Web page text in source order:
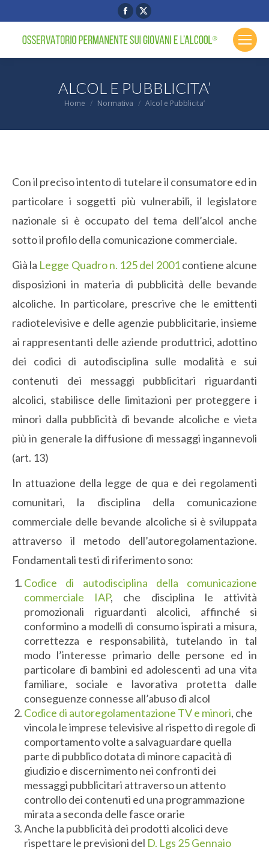
Facebook
page
opens
in
window
X
page
opens
in
window
ALCOL E PUBBLICITA’
You are here:
Home Normativa Alcol e Pubblicita’
Con il preciso intento di tutelare il consumatore ed in
particolare i soggetti più vulnerabili, il legislatore
nazionale si è occupato del tema dell’alcol anche
sotto il profilo della comunicazione commerciale.
Già la Legge Quadro n. 125 del 2001contiene alcune
disposizioni in materia di pubblicità delle bevande
alcoliche. In particolare, prescrive che le emittenti
radiotelevisive e delle agenzie pubblicitarie, insieme
ai rappresentanti delle aziende produttrici, adottino
dei codici di autodisciplina sulle modalità e sui
contenuti dei messaggi pubblicitari riguardanti
alcolici, stabilisce delle limitazioni per proteggere i
minori dalla pubblicità di bevande alcoliche e vieta
più in generale la diffusione di messaggi ingannevoli
(art. 13)
In attuazione della legge de qua e dei regolamenti
comunitari, la disciplina della comunicazione
commerciale delle bevande alcoliche si è sviluppata
attraverso il metodo dell’autoregolamentazione.
Fondamentali testi di riferimento sono:
Codice di autodisciplina della comunicazione
commerciale IAP, che disciplina le attività
promozionali riguardanti alcolici, affinché si
conformino a modelli di consumo ispirati a misura,
correttezza e responsabilità, tutelando in tal
modo l’interesse primario delle persone ed in
particolare di bambini ed adolescenti ad una vita
familiare, sociale e lavorativa protetta dalle
conseguenze connesse all’abuso di alcol
Codice di autoregolamentazione TV e minori, che
vincola le imprese televisive al rispetto di regole di
comportamento volte a salvaguardare quella
parte di pubblico dotata di minore capacità di
giudizio e discernimento nei confronti dei
messaggi pubblicitari attraverso un attento
controllo dei contenuti ed una programmazione
mirata a seconda delle fasce orarie
Anche la pubblicità dei prodotti alcolici deve
rispettare le previsioni del D. Lgs 25 Gennaio